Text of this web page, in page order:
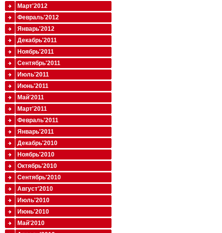
Март'2012
Февраль'2012
Январь'2012
Декабрь'2011
Ноябрь'2011
Сентябрь'2011
Июль'2011
Июнь'2011
Май'2011
Март'2011
Февраль'2011
Январь'2011
Декабрь'2010
Ноябрь'2010
Октябрь'2010
Сентябрь'2010
Август'2010
Июль'2010
Июнь'2010
Май'2010